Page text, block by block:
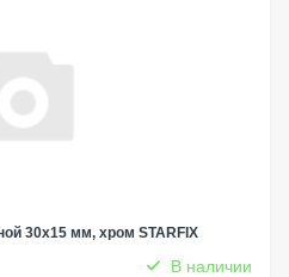
30х15 мм, хром STARFIX
В наличии